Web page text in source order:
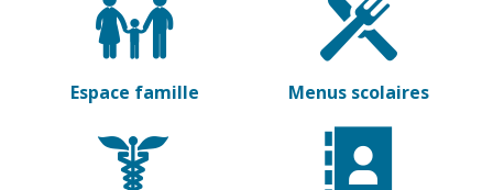
Espace famille Menus scolaires